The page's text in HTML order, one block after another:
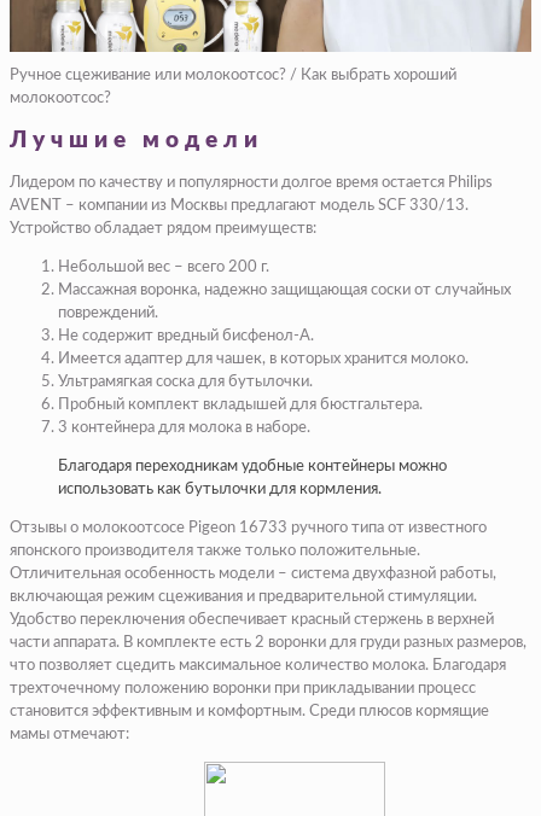
Ручное сцеживание или молокоотсос? / Как выбрать хороший
молокоотсос?
Лучшие модели
Лидером по качеству и популярности долгое время остается Philips
AVENT – компании из Москвы предлагают модель SCF 330/13.
Устройство обладает рядом преимуществ:
Небольшой вес – всего 200 г.
Массажная воронка, надежно защищающая соски от случайных
повреждений.
Не содержит вредный бисфенол-А.
Имеется адаптер для чашек, в которых хранится молоко.
Ультрамягкая соска для бутылочки.
Пробный комплект вкладышей для бюстгальтера.
3 контейнера для молока в наборе.
Благодаря переходникам удобные контейнеры можно
использовать как бутылочки для кормления.
Отзывы о молокоотсосе Pigeon 16733 ручного типа от известного
японского производителя также только положительные.
Отличительная особенность модели – система двухфазной работы,
включающая режим сцеживания и предварительной стимуляции.
Удобство переключения обеспечивает красный стержень в верхней
части аппарата. В комплекте есть 2 воронки для груди разных размеров,
что позволяет сцедить максимальное количество молока. Благодаря
трехточечному положению воронки при прикладывании процесс
становится эффективным и комфортным. Среди плюсов кормящие
мамы отмечают: